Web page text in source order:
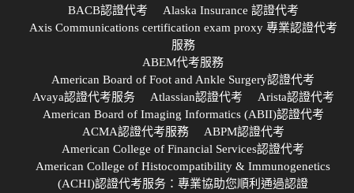
BACB認證代考
Alaska Insurance 認證代考
Axis Communications certification exam proxy 專業認證代考
服務
ABEM代考服務
American Board of Foot and Ankle Surgery認證代考
Avaya認證代考服务
Atlassian認證代考
Arista認證代考
American Board of Imaging Informatics (ABII)認證代考
ACMA認證代考服務
ABPM認證代考
American College of Financial Services認證代考
American College of Histocompatibility & Immunogenetics
(ACHI)認證代考服务：專業協助您順利通過認證